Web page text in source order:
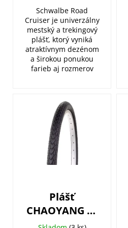
Green reflex
Schwalbe Road
Cruiser je univerzálny
mestský a trekingový
plášť, ktorý vyniká
atraktívnym dezénom
a širokou ponukou
farieb aj rozmerov
Plášť
CHAOYANG H-
572 24x1,75